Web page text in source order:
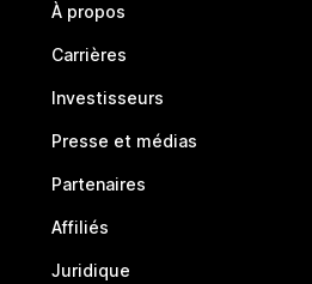
À propos
Carrières
Investisseurs
Presse et médias
Partenaires
Affiliés
Juridique